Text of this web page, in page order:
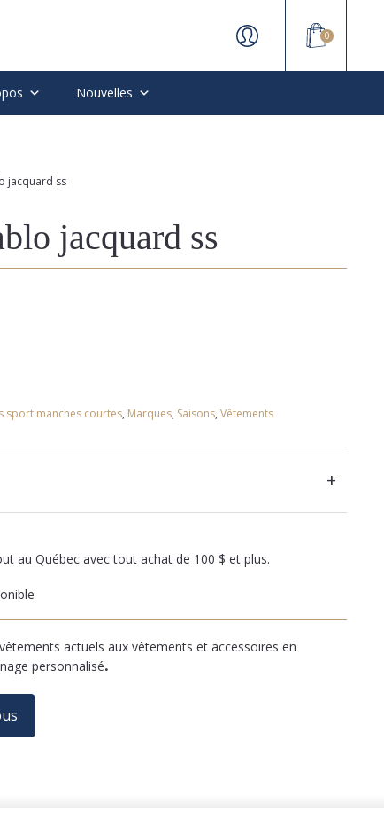
0
Nouvelles
jacquard ss
jacquard ss
sport manches courtes, Marques, Saisons, Vêtements
+
au Québec avec tout achat de 100 $ et plus.
actuels aux vêtements et accessoires en
personnalisé.